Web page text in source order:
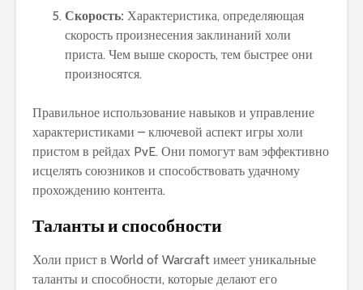
Скорость: Характеристика, определяющая
скорость произнесения заклинаний холи
приста. Чем выше скорость, тем быстрее они
произносятся.
Правильное использование навыков и управление
характеристиками – ключевой аспект игры холи
пристом в рейдах PvE. Они помогут вам эффективно
исцелять союзников и способствовать удачному
прохождению контента.
Таланты и способности
Холи прист в World of Warcraft имеет уникальные
таланты и способности, которые делают его